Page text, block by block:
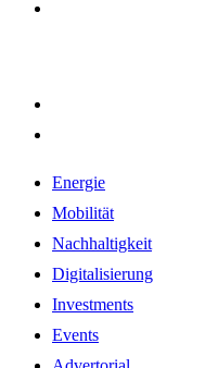
Energie
Mobilität
Nachhaltigkeit
Digitalisierung
Investments
Events